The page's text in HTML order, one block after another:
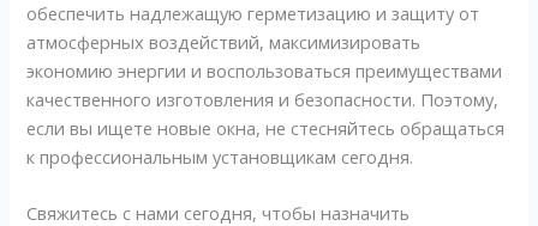
обеспечить надлежащую герметизацию и защиту от
атмосферных воздействий, максимизировать
экономию энергии и воспользоваться преимуществами
качественного изготовления и безопасности. Поэтому,
если вы ищете новые окна, не стесняйтесь обращаться
к профессиональным установщикам сегодня.
Свяжитесь с нами сегодня, чтобы назначить